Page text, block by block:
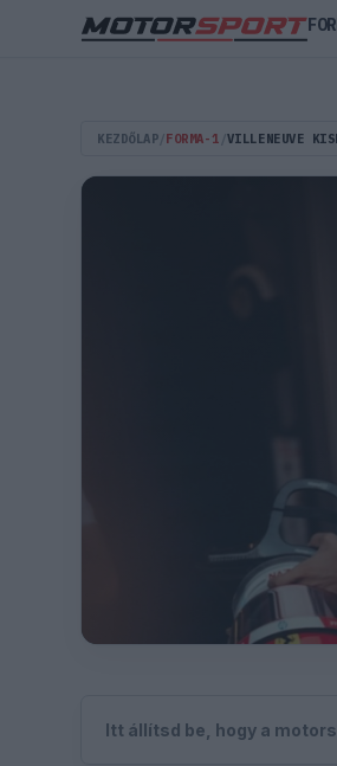
KEZDŐLAP FORMA-1 VILLENEUVE
Itt állítsd be, hogy a